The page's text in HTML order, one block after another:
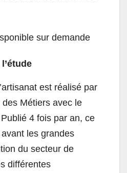
sur demande
est réalisé par
des Métiers avec le
Publié 4 fois par an, ce
les grandes
du secteur de
différentes